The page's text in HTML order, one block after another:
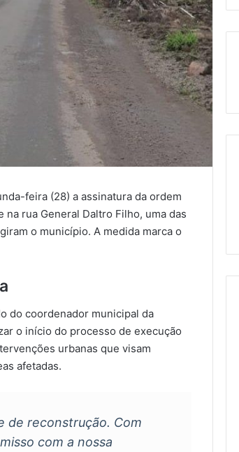
feira (28) a assinatura da ordem
rua General Daltro Filho, uma das
o município. A medida marca o
do coordenador municipal da
o início do processo de execução
urbanas que visam
afetadas.
de reconstrução. Com
com a nossa